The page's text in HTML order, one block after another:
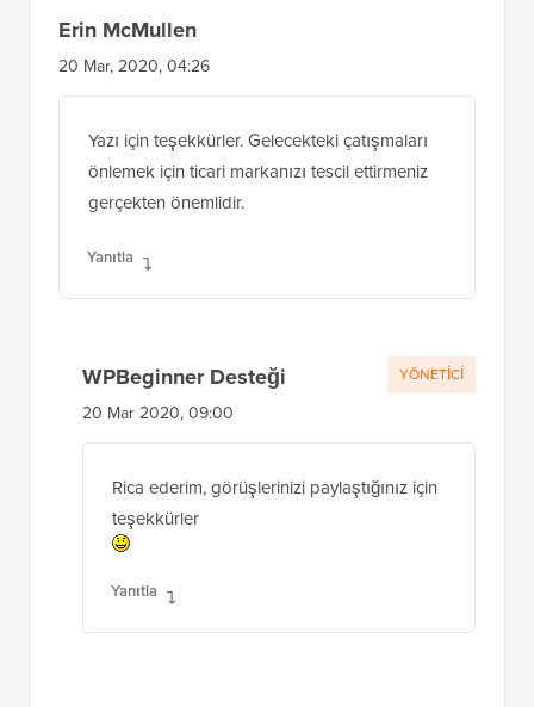
Erin McMullen
20 Mar, 2020, 04:26
Yazı için teşekkürler. Gelecekteki çatışmaları
önlemek için ticari markanızı tescil ettirmeniz
gerçekten önemlidir.
Yanıtla
WPBeginner Desteği
20 Mar 2020, 09:00
Rica ederim, görüşlerinizi paylaştığınız için
teşekkürler
Yanıtla
YÖNETICI